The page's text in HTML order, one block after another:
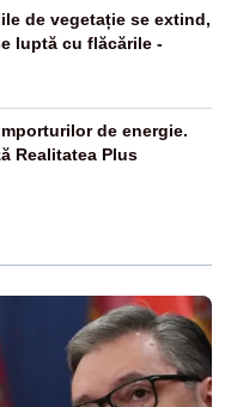
de vegetație se extind,
luptă cu flăcările -
de energie.
Realitatea Plus